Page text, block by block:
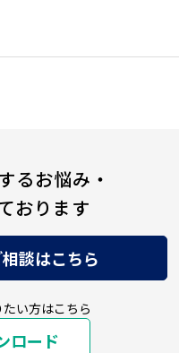
るお悩み・
おります
談はこちら
ロード
い方はこちら